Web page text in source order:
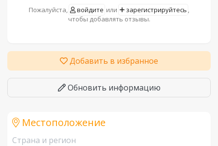
Пожалуйста, войдите или зарегистрируйтесь ,
чтобы добавлять отзывы.
Добавить в избранное
Обновить информацию
Местоположение
Страна и регион